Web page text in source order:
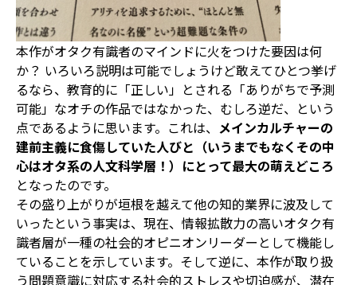
本作がオタク有識者のマインドに火をつけた要因は何
か？ いろいろ説明は可能でしょうけど敢えてひとつ挙げ
るなら、教育的に「正しい」とされる「ありがちで予測
可能」なオチの作品ではなかった、むしろ逆だ、という
点であるように思います。これは、 メインカルチャーの
建前主義に食傷していた人びと（いうまでもなくその中
心はオタ系の人文科学層！）にとって最大の萌えどころ
となったのです。
その盛り上がりが垣根を越えて他の知的業界に波及して
いったという事実は、現在、情報拡散力の高いオタク有
識者層が一種の社会的オピニオンリーダーとして機能し
ていることを示しています。そして逆に、本作が取り扱
う問題意識に対応する社会的ストレスや切迫感が、潜在